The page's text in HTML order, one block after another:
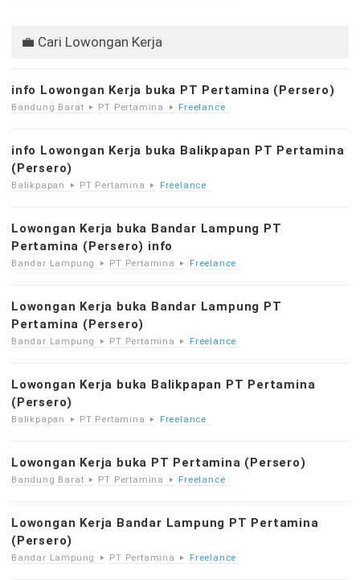
💼 Cari Lowongan Kerja
info Lowongan Kerja buka PT Pertamina (Persero)
Bandung Barat PT Pertamina Freelance
info Lowongan Kerja buka Balikpapan PT Pertamina
(Persero)
Balikpapan PT Pertamina Freelance
Lowongan Kerja buka Bandar Lampung PT
Pertamina (Persero) info
Bandar Lampung PT Pertamina Freelance
Lowongan Kerja buka Bandar Lampung PT
Pertamina (Persero)
Bandar Lampung PT Pertamina Freelance
Lowongan Kerja buka Balikpapan PT Pertamina
(Persero)
Balikpapan PT Pertamina Freelance
Lowongan Kerja buka PT Pertamina (Persero)
Bandung Barat PT Pertamina Freelance
Lowongan Kerja Bandar Lampung PT Pertamina
(Persero)
Bandar Lampung PT Pertamina Freelance